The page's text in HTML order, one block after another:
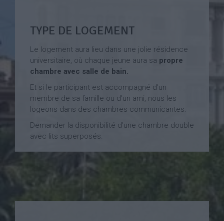
TYPE DE LOGEMENT
Le logement aura lieu dans une jolie résidence
universitaire, où chaque jeune aura sa propre
chambre avec salle de bain.
Et si le participant est accompagné d’un
membre de sa famille ou d’un ami, nous les
logeons dans des chambres communicantes.
Demander la disponibilité d’une chambre double
avec lits superposés.